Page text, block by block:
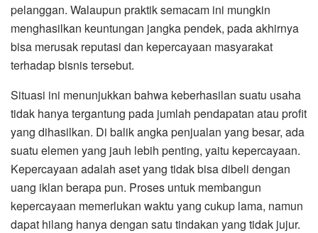
pelanggan. Walaupun praktik semacam ini mungkin
menghasilkan keuntungan jangka pendek, pada akhirnya
bisa merusak reputasi dan kepercayaan masyarakat
terhadap bisnis tersebut.
Situasi ini menunjukkan bahwa keberhasilan suatu usaha
tidak hanya tergantung pada jumlah pendapatan atau profit
yang dihasilkan. Di balik angka penjualan yang besar, ada
suatu elemen yang jauh lebih penting, yaitu kepercayaan.
Kepercayaan adalah aset yang tidak bisa dibeli dengan
uang iklan berapa pun. Proses untuk membangun
kepercayaan memerlukan waktu yang cukup lama, namun
dapat hilang hanya dengan satu tindakan yang tidak jujur.